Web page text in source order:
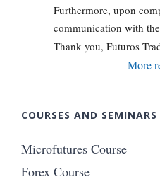
Furthermore, upon
communication with
Thank you, Futuros
More
COURSES AND SEMINARS
Microfutures Course
Forex Course